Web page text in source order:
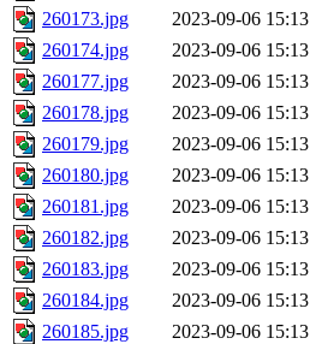
260173.jpg
2023-09-06 15:13
260174.jpg
2023-09-06 15:13
260177.jpg
2023-09-06 15:13
260178.jpg
2023-09-06 15:13
260179.jpg
2023-09-06 15:13
260180.jpg
2023-09-06 15:13
260181.jpg
2023-09-06 15:13
260182.jpg
2023-09-06 15:13
260183.jpg
2023-09-06 15:13
260184.jpg
2023-09-06 15:13
260185.jpg
2023-09-06 15:13